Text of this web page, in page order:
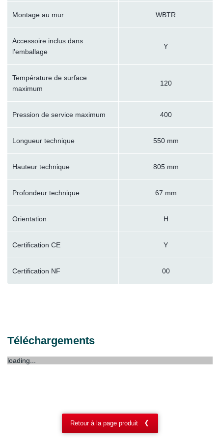
Montage au mur WBTR
Accessoire inclus dans
l'emballage
Y
Température de surface
maximum
120
Pression de service maximum 400
Longueur technique 550 mm
Hauteur technique 805 mm
Profondeur technique 67 mm
Orientation H
Certification CE Y
Certification NF 00
Téléchargements
loading...
Retour à la page produit